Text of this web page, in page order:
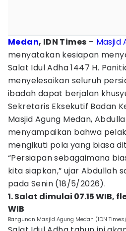
Medan, IDN Times – Masjid
menyatakan kesiapan
Salat Idul Adha 1447 H.
menyelesaikan seluruh
ibadah dapat berjalan
Sekretaris Eksekutif Badan
Masjid Agung Medan,
menyampaikan bahwa
mengikuti pola yang biasa
“Persiapan sebagaimana
kita siapkan,” ujar Abdullah
pada Senin (18/5/2026).
1. Salat dimulai 07.15 WIB,
WIB
Bangunan Masjid Agung Medan (IDN